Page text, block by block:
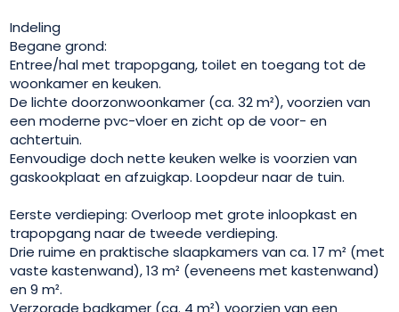
Indeling
Begane grond:
Entree/hal met trapopgang, toilet en toegang tot de
woonkamer en keuken.
De lichte doorzonwoonkamer (ca. 32 m²), voorzien van
een moderne pvc-vloer en zicht op de voor- en
achtertuin.
Eenvoudige doch nette keuken welke is voorzien van
gaskookplaat en afzuigkap. Loopdeur naar de tuin.
Eerste verdieping: Overloop met grote inloopkast en
trapopgang naar de tweede verdieping.
Drie ruime en praktische slaapkamers van ca. 17 m² (met
vaste kastenwand), 13 m² (eveneens met kastenwand)
en 9 m².
Verzorgde badkamer (ca. 4 m²) voorzien van een